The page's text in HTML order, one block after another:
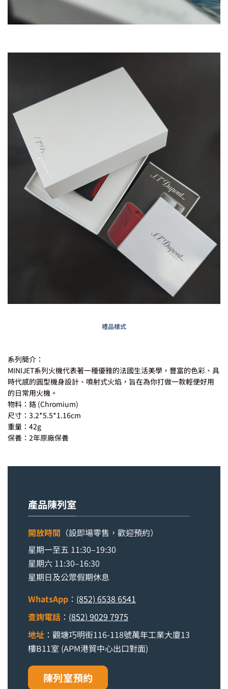
禮品樣式
系列簡介：
MINIJET系列火機代表著一種優雅的法國生活美學，豐富的色彩、具
時代感的圓型機身設計、噴射式火焰，旨在為你打做一款輕便好用
的日常用火機。
物料：鉻 (Chromium)
尺寸：3.2*5.5*1.16cm
重量：42g
保養：2年原廠保養
產品陳列室
開放時間 （設即場零售，歡迎預約）
星期一至五 11:30–19:30
星期六 11:30–16:30
星期日及公眾假期休息
WhatsApp ： (852) 6538 6541
查詢電話 ： (852) 9029 7975
地址 ：觀塘巧明街116-118號萬年工業大廈13
樓B11室 (APM港貿中心出口對面)
陳列室預約